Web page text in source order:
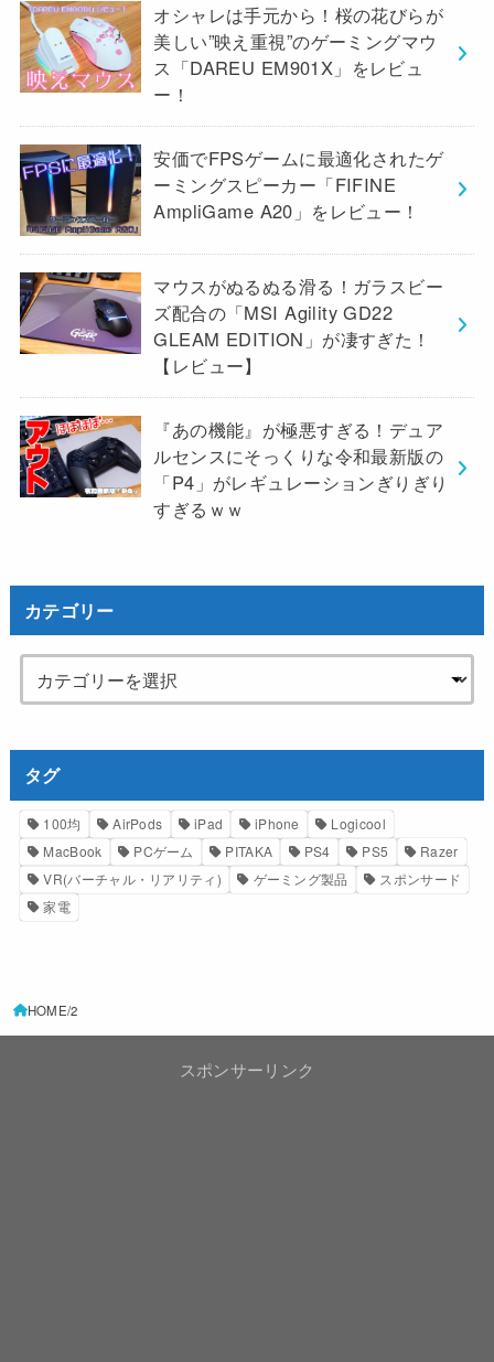
オシャレは手元から！桜の花びらが
美しい”映え重視”のゲーミングマウ
ス「DAREU EM901X」をレビュ
ー！
安価でFPSゲームに最適化されたゲ
ーミングスピーカー「FIFINE
AmpliGame A20」をレビュー！
マウスがぬるぬる滑る！ガラスビー
ズ配合の「MSI Agility GD22
GLEAM EDITION」が凄すぎた！
【レビュー】
『あの機能』が極悪すぎる！デュア
ルセンスにそっくりな令和最新版の
「P4」がレギュレーションぎりぎり
すぎるｗｗ
カテゴリー
タグ
100均 AirPods iPad iPhone
Logicool
MacBook
PCゲーム PITAKA PS4 PS5
Razer
VR(バーチャル・リアリティ)
ゲーミング製品
スポンサード
家電
HOME 2
スポンサーリンク